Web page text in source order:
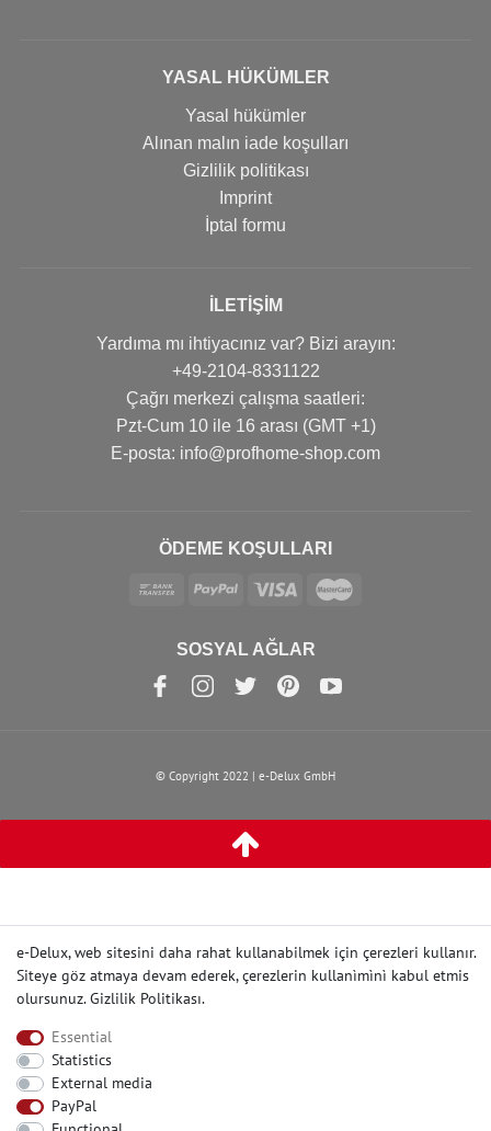
YASAL HÜKÜMLER
Yasal hükümler
Alınan malın iade koşulları
Gizlilik politikası
Imprint
İptal formu
İLETIŞIM
Yardıma mı ihtiyacınız var? Bizi arayın:
+49-2104-8331122
Çağrı merkezi çalışma saatleri:
Pzt-Cum 10 ile 16 arası (GMT +1)
Е-posta: info@profhome-shop.com
ÖDEME KOŞULLARI
SOSYAL AĞLAR
© Copyright 2022 | e-Delux GmbH
e-Delux, web sitesini daha rahat kullanabilmek için çerezleri kullanır.
Siteye göz atmaya devam ederek, çerezlerin kullanìmìnì kabul etmis
olursunuz.Gizlilik Politikası.
Essential
Statistics
External media
PayPal